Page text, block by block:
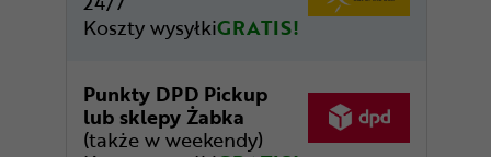
Koszty wysyłkiGRATIS!
Punkty DPD Pickup
lub sklepy Żabka
(także w weekendy)